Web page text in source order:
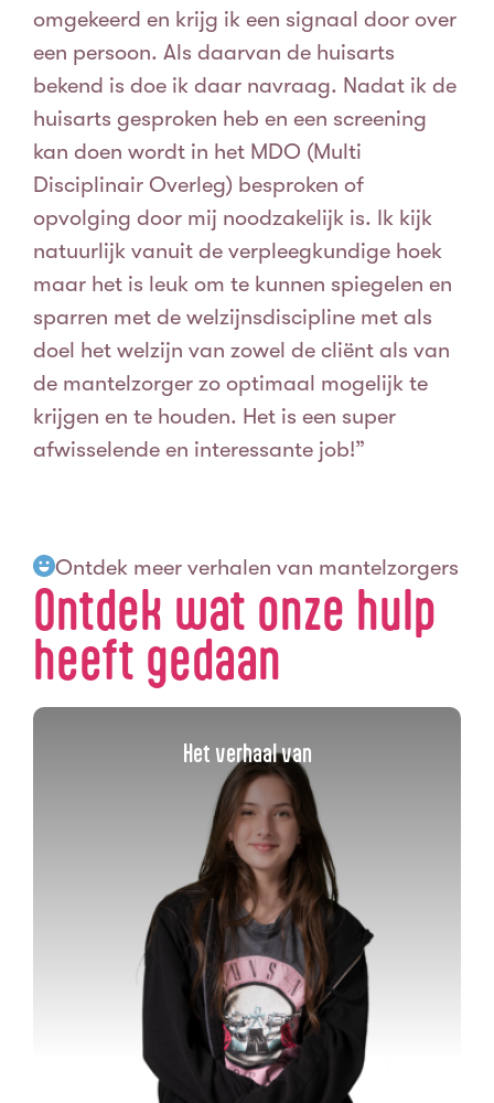
omgekeerd en krijg ik een signaal door over
een persoon. Als daarvan de huisarts
bekend is doe ik daar navraag. Nadat ik de
huisarts gesproken heb en een screening
kan doen wordt in het MDO (Multi
Disciplinair Overleg) besproken of
opvolging door mij noodzakelijk is. Ik kijk
natuurlijk vanuit de verpleegkundige hoek
maar het is leuk om te kunnen spiegelen en
sparren met de welzijnsdiscipline met als
doel het welzijn van zowel de cliënt als van
de mantelzorger zo optimaal mogelijk te
krijgen en te houden. Het is een super
afwisselende en interessante job!”
Ontdek meer verhalen van mantelzorgers
Ontdek wat onze hulp
heeft gedaan
Het verhaal van